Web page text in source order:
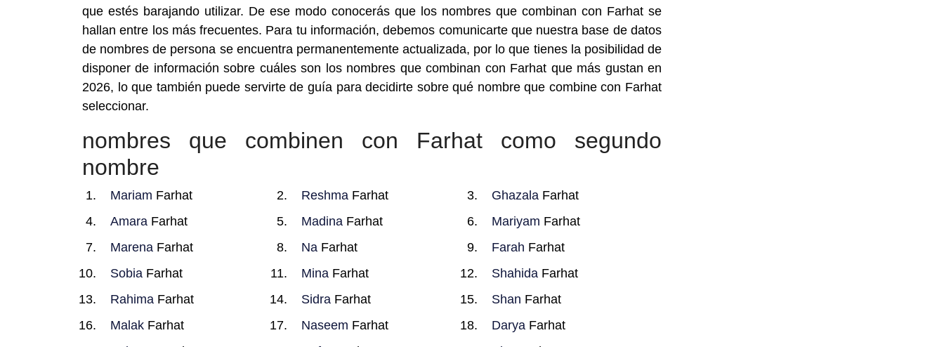
que estés barajando utilizar. De ese modo conocerás que los nombres que combinan con Farhat se
hallan entre los más frecuentes. Para tu información, debemos comunicarte que nuestra base de datos
de nombres de persona se encuentra permanentemente actualizada, por lo que tienes la posibilidad de
disponer de información sobre cuáles son los nombres que combinan con Farhat que más gustan en
2026, lo que también puede servirte de guía para decidirte sobre qué nombre que combine con Farhat
seleccionar.
nombres que combinen con Farhat como segundo
nombre
Mariam Farhat ReshmaFarhat Ghazala Farhat
Amara Farhat MadinaFarhat Mariyam Farhat
Marena Farhat NaFarhat Farah Farhat
Sobia Farhat MinaFarhat Shahida Farhat
Rahima Farhat SidraFarhat Shan Farhat
Malak Farhat Naseem Farhat Darya Farhat